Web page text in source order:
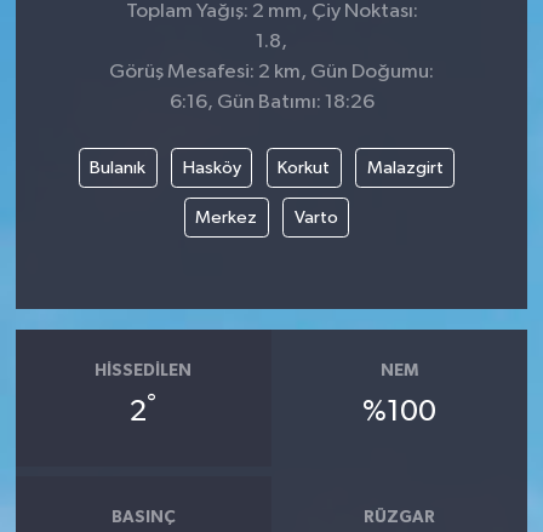
Toplam Yağış: 2 mm, Çiy Noktası:
1.8,
Görüş Mesafesi: 2 km, Gün Doğumu:
6:16, Gün Batımı: 18:26
Bulanık Hasköy Korkut Malazgirt
Merkez Varto
HISSEDILEN
2°
NEM
%100
BASINÇ RÜZGAR